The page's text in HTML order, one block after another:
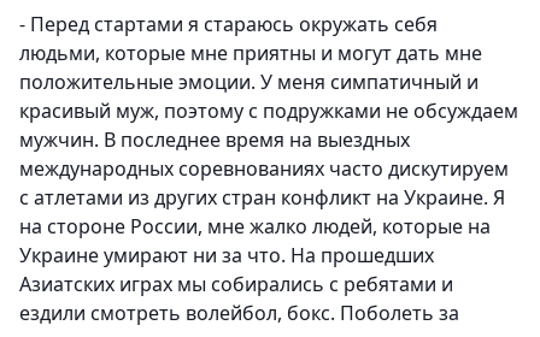
- Перед стартами я стараюсь окружать себя
людьми, которые мне приятны и могут дать мне
положительные эмоции. У меня симпатичный и
красивый муж, поэтому с подружками не обсуждаем
мужчин. В последнее время на выездных
международных соревнованиях часто дискутируем
с атлетами из других стран конфликт на Украине. Я
на стороне России, мне жалко людей, которые на
Украине умирают ни за что. На прошедших
Азиатских играх мы собирались с ребятами и
ездили смотреть волейбол, бокс. Поболеть за